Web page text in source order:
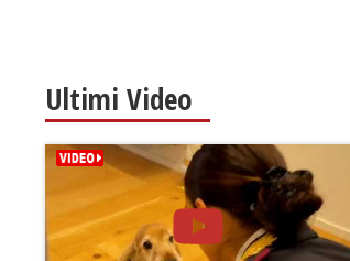
Ultimi Video